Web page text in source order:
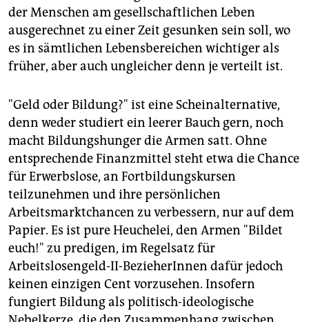
der Menschen am gesellschaftlichen Leben
ausgerechnet zu einer Zeit gesunken sein soll, wo
es in sämtlichen Lebensbereichen wichtiger als
früher, aber auch ungleicher denn je verteilt ist.
"Geld oder Bildung?" ist eine Scheinalternative,
denn weder studiert ein leerer Bauch gern, noch
macht Bildungshunger die Armen satt. Ohne
entsprechende Finanzmittel steht etwa die Chance
für Erwerbslose, an Fortbildungskursen
teilzunehmen und ihre persönlichen
Arbeitsmarktchancen zu verbessern, nur auf dem
Papier. Es ist pure Heuchelei, den Armen "Bildet
euch!" zu predigen, im Regelsatz für
Arbeitslosengeld-II-BezieherInnen dafür jedoch
keinen einzigen Cent vorzusehen. Insofern
fungiert Bildung als politisch-ideologische